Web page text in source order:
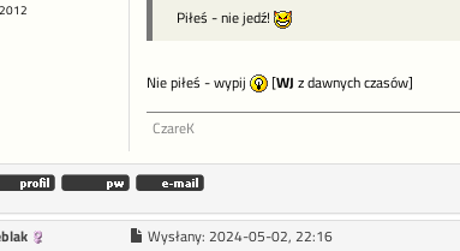
Piłeś - nie jedź!
Nie piłeś - wypij [WJ z dawnych czasów]
CzareK
Wysłany: 2024-05-02, 22:16